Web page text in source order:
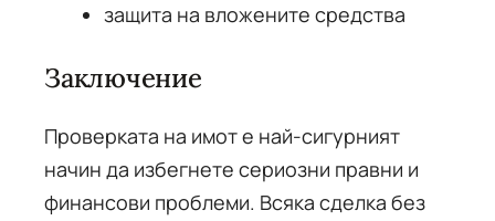
защита на вложените средства
Заключение
Проверката на имот е най-сигурният
начин да избегнете сериозни правни и
финансови проблеми. Всяка сделка без